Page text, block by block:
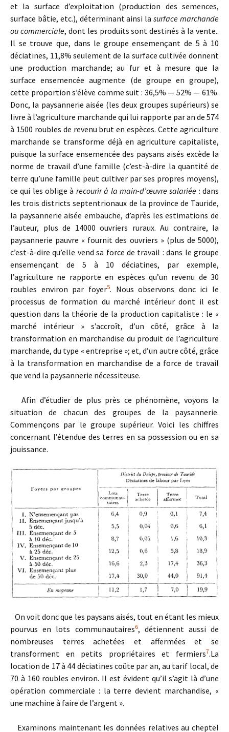
et la surface d’exploitation (production des semences,
surface bâtie, etc.), déterminant ainsi lasurface marchande
ou commerciale, dont les produits sont destinés à la vente..
Il se trouve que, dans le groupe ensemençant de 5 à 10
déciatines, 11,8% seulement de la surface cultivée donnent
une production marchande; au fur et à mesure que la
surface ensemencée augmente (de groupe en groupe),
cette proportion s’élève comme suit : 36,5% — 52% — 61%.
Donc, la paysannerie aisée (les deux groupes supérieurs) se
livre à l’agriculture marchande qui lui rapporte par an de 574
à 1500 roubles de revenu brut en espèces. Cette agriculture
marchande se transforme déjà en agriculture capitaliste,
puisque la surface ensemencée des paysans aisés excède la
norme de travail d’une famille (c’est-à-dire la quantité de
terre qu’une famille peut cultiver par ses propres moyens),
ce qui les oblige à recourir à la main-d’œuvre salariée : dans
les trois districts septentrionaux de la province de Tauride,
la paysannerie aisée embauche, d’après les estimations de
l’auteur, plus de 14000 ouvriers ruraux. Au contraire, la
paysannerie pauvre « fournit des ouvriers » (plus de 5000),
c’est-à-dire qu’elle vend sa force de travail : dans le groupe
ensemençant de 5 à 10 déciatines, par exemple,
l’agriculture ne rapporte en espèces qu’un revenu de 30
roubles environ par foyer5. Nous observons donc ici le
processus de formation du marché intérieur dont il est
question dans la théorie de la production capitaliste : le «
marché intérieur » s’accroît, d’un côté, grâce à la
transformation en marchandise du produit de l’agriculture
marchande, du type « entreprise »; et, d’un autre côté, grâce
à la transformation en marchandise de a force de travail
que vend la paysannerie nécessiteuse.
Afin d’étudier de plus près ce phénomène, voyons la
situation de chacun des groupes de la paysannerie.
Commençons par le groupe supérieur. Voici les chiffres
concernant l’étendue des terres en sa possession ou en sa
jouissance.
On voit donc que les paysans aisés, tout en étant les mieux
pourvus en lots communautaires6, détiennent aussi de
nombreuses terres achetées et affermées et se
transforment en petits propriétaires et fermiers7.La
location de 17 à 44 déciatines coûte par an, au tarif local, de
70 à 160 roubles environ. Il est évident qu’il s’agit là d’une
opération commerciale : la terre devient marchandise, «
une machine à faire de l’argent ».
Examinons maintenant les données relatives au cheptel